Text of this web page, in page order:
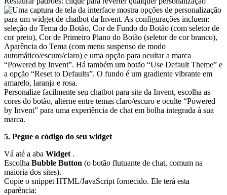
Personalize facilmente seu chatbot para site da Invent, escolha as
cores do botão, alterne entre temas claro/escuro e oculte “Powered
by Invent” para uma experiência de chat em bolha integrada à sua
marca.
5. Pegue o código do seu widget
Vá até a aba Widget .
Escolha Bubble Button (o botão flutuante de chat, comum na
maioria dos sites).
Copie o snippet HTML/JavaScript fornecido. Ele terá esta
aparência: